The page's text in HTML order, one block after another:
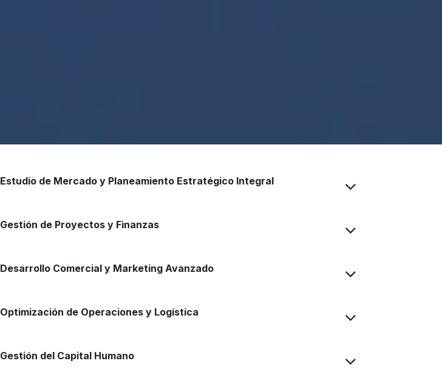
Estudio de Mercado y Planeamiento Estratégico Integral
Gestión de Proyectos y Finanzas
Desarrollo Comercial y Marketing Avanzado
Optimización de Operaciones y Logística
Gestión del Capital Humano